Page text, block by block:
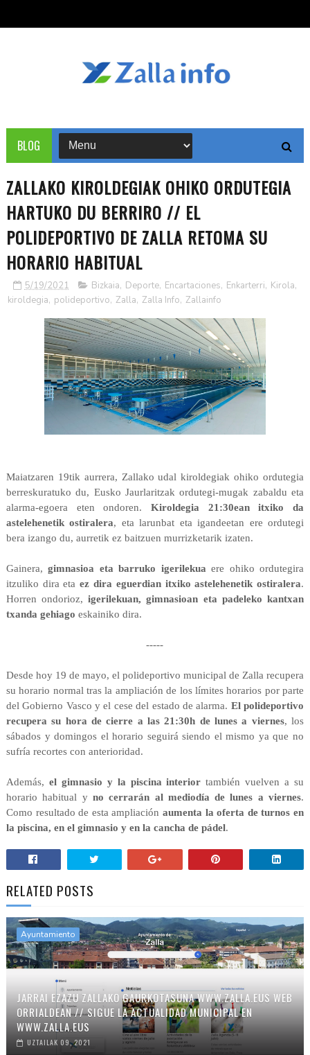
BLOG
ZALLAKO KIROLDEGIAK OHIKO ORDUTEGIA
HARTUKO DU BERRIRO // EL
POLIDEPORTIVO DE ZALLA RETOMA SU
HORARIO HABITUAL
5/19/2021 Bizkaia, Deporte, Encartaciones, Enkarterri, Kirola,
kiroldegia, polideportivo, Zalla, Zalla Info, Zallainfo
Maiatzaren 19tik aurrera, Zallako udal kiroldegiak ohiko ordutegia
berreskuratuko du, Eusko Jaurlaritzak ordutegi-mugak zabaldu eta
alarma-egoera eten ondoren. Kiroldegia 21:30ean itxiko da
astelehenetik ostiralera, eta larunbat eta igandeetan ere ordutegi
bera izango du, aurretik ez baitzuen murrizketarik izaten.
Gainera,gimnasioa eta barruko igerilekua ere ohiko ordutegira
itzuliko dira etaez dira eguerdian itxiko astelehenetik ostiralera.
Horren ondorioz,igerilekuan, gimnasioan eta padeleko kantxan
txanda gehiago eskainiko dira.
-----
Desde hoy 19 de mayo, el polideportivo municipal de Zalla recupera
su horario normal tras la ampliación de los límites horarios por parte
del Gobierno Vasco y el cese del estado de alarma. El polideportivo
recupera su hora de cierre a las 21:30h de lunes a viernes, los
sábados y domingos el horario seguirá siendo el mismo ya que no
sufría recortes con anterioridad.
Además, el gimnasio y la piscina interior también vuelven a su
horario habitual y no cerrarán al mediodía de lunes a viernes.
Como resultado de esta ampliación aumenta la oferta de turnos en
la piscina, en el gimnasio y en la cancha de pádel.
RELATED POSTS
Ayuntamiento
JARRAI EZAZU ZALLAKO GAURKOTASUNA WWW.ZALLA.EUS WEB
ORRIALDEAN // SIGUE LA ACTUALIDAD MUNICIPAL EN
WWW.ZALLA.EUS
UZTAILAK 09, 2021